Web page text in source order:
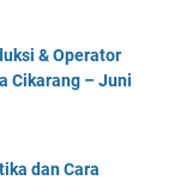
& Operator
Cikarang – Juni
dan Cara